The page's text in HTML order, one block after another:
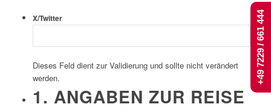
X/Twitter
Dieses Feld dient zur Validierung und sollte nicht verändert
werden.
1. ANGABEN ZUR REISE
+49 7229 / 661 444